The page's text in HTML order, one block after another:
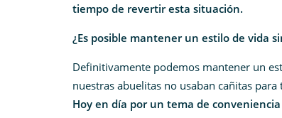
tiempo de revertir esta situación.
¿Es posible mantener un estilo de vida
Definitivamente podemos mantener un
nuestras abuelitas no usaban cañitas
Hoy en día por un tema de